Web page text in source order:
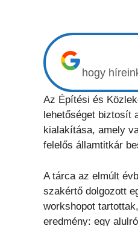
hogy
Az Építési és
lehetőséget biztosít
kialakítása, amely
felelős államtitkár
A tárca az elmúlt
szakértő dolgozott
workshopot
eredmény: egy